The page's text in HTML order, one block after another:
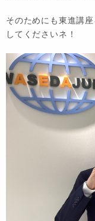
そのためにも東進講
してくださいネ！